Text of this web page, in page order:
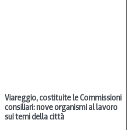
Viareggio, costituite le Commissioni
consiliari: nove organismi al lavoro
sui temi della città